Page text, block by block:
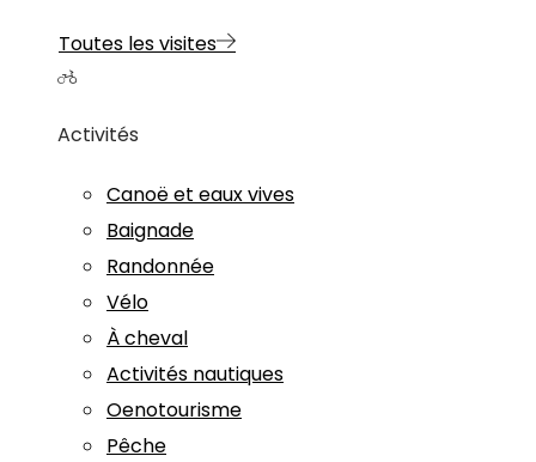
Toutes les visites
Activités
Canoë et eaux vives
Baignade
Randonnée
Vélo
À cheval
Activités nautiques
Oenotourisme
Pêche